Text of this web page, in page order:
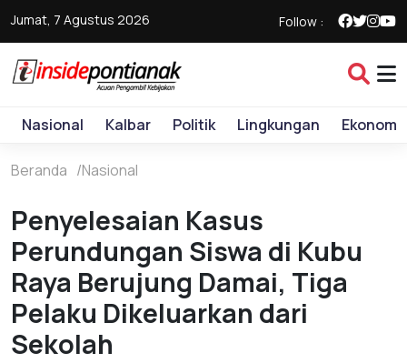
Jumat, 7 Agustus 2026 Follow :
Nasional Kalbar Politik Lingkungan Ekonomi
Beranda Nasional
Penyelesaian Kasus
Perundungan Siswa di Kubu
Raya Berujung Damai, Tiga
Pelaku Dikeluarkan dari
Sekolah